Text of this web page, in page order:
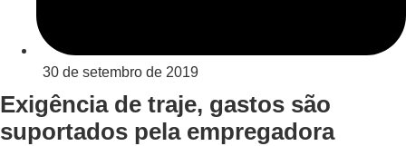
30 de setembro de 2019
Exigência de traje, gastos são
suportados pela empregadora